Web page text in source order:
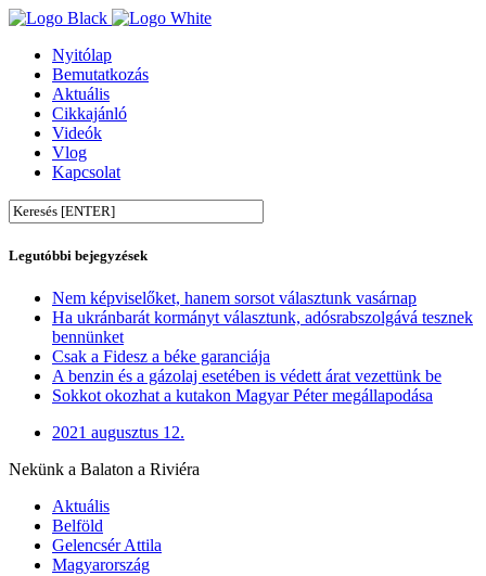
Nyitólap
Bemutatkozás
Aktuális
Cikkajánló
Videók
Vlog
Kapcsolat
Legutóbbi bejegyzések
Nem képviselőket, hanem sorsot választunk vasárnap
Ha ukránbarát kormányt választunk, adósrabszolgává tesznek
bennünket
Csak a Fidesz a béke garanciája
A benzin és a gázolaj esetében is védett árat vezettünk be
Sokkot okozhat a kutakon Magyar Péter megállapodása
2021 augusztus 12.
Nekünk a Balaton a Riviéra
Aktuális
Belföld
Gelencsér Attila
Magyarország